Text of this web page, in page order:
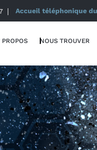
Accueil téléphonique
PROPOS NOUS TROUVER